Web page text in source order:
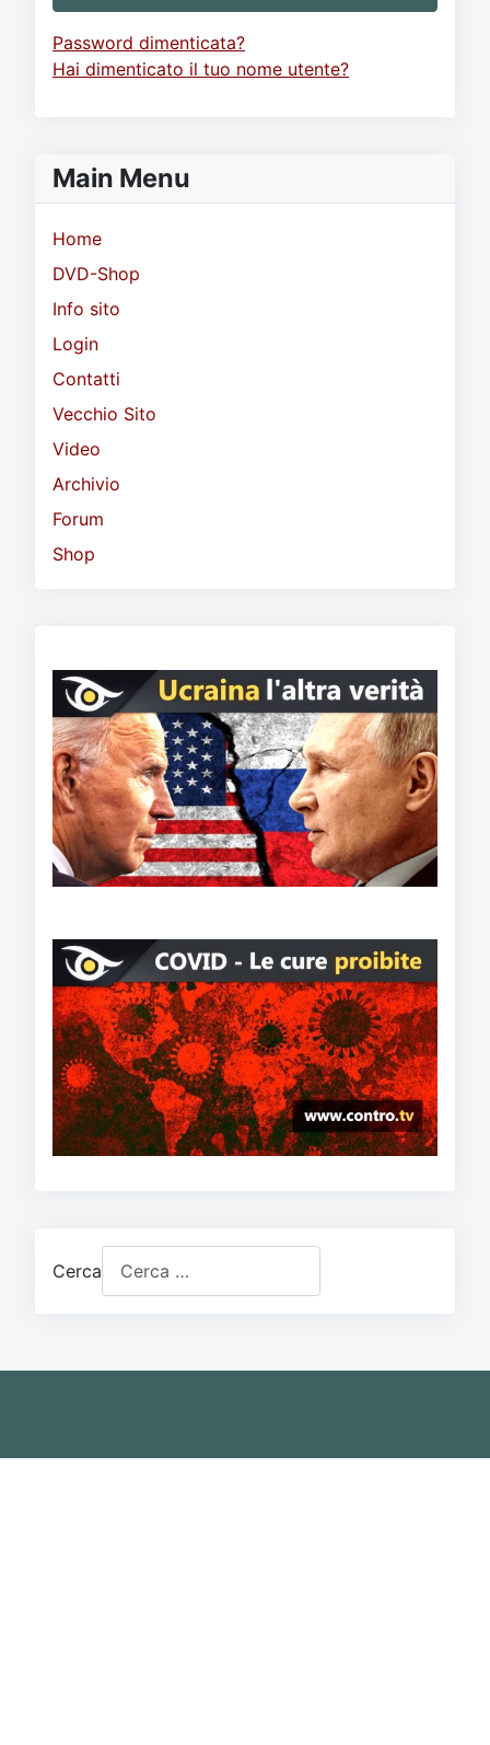
Password dimenticata?
Hai dimenticato il tuo nome utente?
Main Menu
Home
DVD-Shop
Info sito
Login
Contatti
Vecchio Sito
Video
Archivio
Forum
Shop
Cerca